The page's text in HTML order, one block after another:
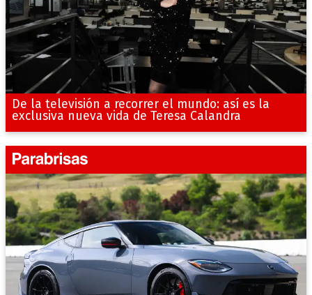
De la televisión a recorrer el mundo: así es la
exclusiva nueva vida de Teresa Calandra